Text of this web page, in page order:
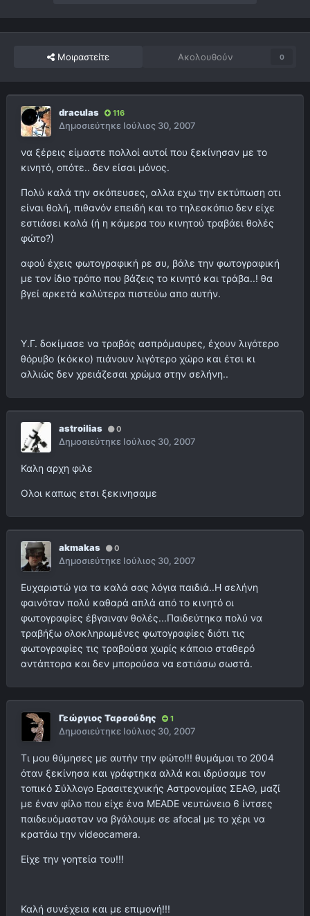
Μοιραστείτε Ακολουθούν 0
draculas 116
Δημοσιεύτηκε Ιούλιος 30, 2007
να ξέρεις είμαστε πολλοί αυτοί που ξεκίνησαν με το
κινητό, οπότε.. δεν είσαι μόνος.
Πολύ καλά την σκόπευσες, αλλα εχω την εκτύπωση οτι
είναι θολή, πιθανόν επειδή και το τηλεσκόπιο δεν είχε
εστιάσει καλά (ή η κάμερα του κινητού τραβάει θολές
φώτο?)
αφού έχεις φωτογραφική ρε συ, βάλε την φωτογραφική
με τον ίδιο τρόπο που βάζεις το κινητό και τράβα..! θα
βγεί αρκετά καλύτερα πιστεύω απο αυτήν.
Υ.Γ. δοκίμασε να τραβάς ασπρόμαυρες, έχουν λιγότερο
θόρυβο (κόκκο) πιάνουν λιγότερο χώρο και έτσι κι
αλλιώς δεν χρειάζεσαι χρώμα στην σελήνη..
astroilias 0
Δημοσιεύτηκε Ιούλιος 30, 2007
Καλη αρχη φιλε
Ολοι καπως ετσι ξεκινησαμε
akmakas 0
Δημοσιεύτηκε Ιούλιος 30, 2007
Ευχαριστώ για τα καλά σας λόγια παιδιά..Η σελήνη
φαινόταν πολύ καθαρά απλά από το κινητό οι
φωτογραφίες έβγαιναν θολές...Παιδεύτηκα πολύ να
τραβήξω ολοκληρωμένες φωτογραφίες διότι τις
φωτογραφίες τις τραβούσα χωρίς κάποιο σταθερό
αντάπτορα και δεν μπορούσα να εστιάσω σωστά.
Γεώργιος Ταρσούδης 1
Δημοσιεύτηκε Ιούλιος 30, 2007
Τι μου θύμησες με αυτήν την φώτο!!! θυμάμαι το 2004
όταν ξεκίνησα και γράφτηκα αλλά και ιδρύσαμε τον
τοπικό Σύλλογο Ερασιτεχνικής Αστρονομίας ΣΕΑΘ, μαζί
με έναν φίλο που είχε ένα MEADE νευτώνειο 6 ίντσες
παιδευόμασταν να βγάλουμε σε afocal με το χέρι να
κρατάω την videocamera.
Είχε την γοητεία του!!!
Καλή συνέχεια και με επιμονή!!!